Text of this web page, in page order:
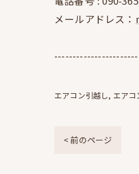
メールアドレス：
エアコン引越し エアコ
< 前のページ